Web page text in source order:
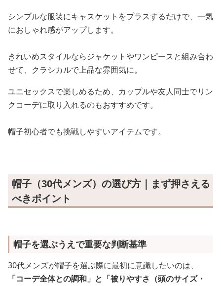
シンプルな服装にキャスケットをプラスするだけで、一気
におしゃれ感がアップします。
きれいめスタイルならジャケットやワンピースと組み合わ
せて、クラシカルで上品な雰囲気に。
ユニセックスで楽しめるため、カップルや友人同士でリン
クコーデに取り入れるのもおすすめです。
帽子初心者でも挑戦しやすいアイテムです。
帽子（30代メンズ）の選び方｜まず押さえる
べきポイント
帽子を選ぶうえで重要な判断基準
30代メンズが帽子を選ぶ際に最初に意識したいのは、
「コーデ全体との調和」と「被りやすさ（頭のサイズ・